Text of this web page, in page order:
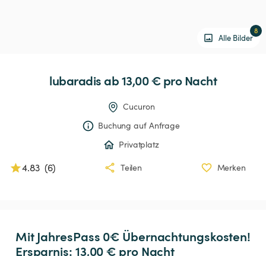
Alle Bilder
8
lubaradis ab 13,00 € pro Nacht
Cucuron
Buchung auf Anfrage
Privatplatz
4.83 (6) Teilen Merken
Ersparnis: 13,00 € pro Nacht